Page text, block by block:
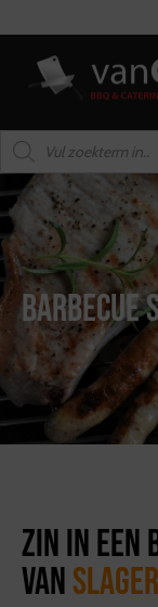
Barbecue
Zin in
van